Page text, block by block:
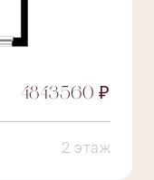
4843560 ₽
2 этаж